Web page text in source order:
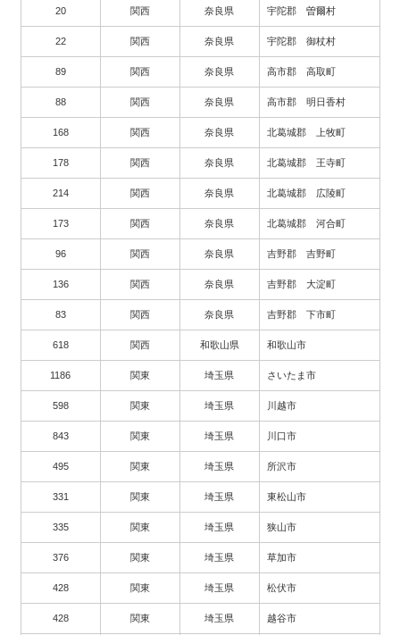
20 関西 奈良県 宇陀郡 曽爾村
22 関西 奈良県 宇陀郡 御杖村
89 関西 奈良県 高市郡 高取町
88 関西 奈良県 高市郡 明日香村
168 関西 奈良県 北葛城郡 上牧町
178 関西 奈良県 北葛城郡 王寺町
214 関西 奈良県 北葛城郡 広陵町
173 関西 奈良県 北葛城郡 河合町
96 関西 奈良県 吉野郡 吉野町
136 関西 奈良県 吉野郡 大淀町
83 関西 奈良県 吉野郡 下市町
618 関西 和歌山県 和歌山市
1186 関東 埼玉県 さいたま市
598 関東 埼玉県 川越市
843 関東 埼玉県 川口市
495 関東 埼玉県 所沢市
331 関東 埼玉県 東松山市
335 関東 埼玉県 狭山市
376 関東 埼玉県 草加市
428 関東 埼玉県 松伏市
428 関東 埼玉県 越谷市